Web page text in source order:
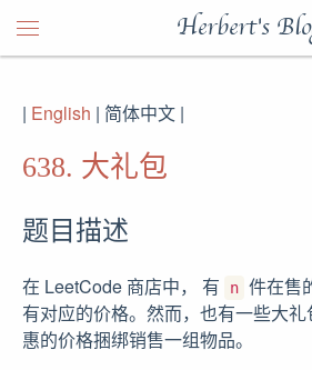
Herbert's
| English | 简体中文 |
638. 大礼包
题目描述
在 LeetCode 商店中， 有 n 件在售
有对应的价格。然而，也有一些大
惠的价格捆绑销售一组物品。